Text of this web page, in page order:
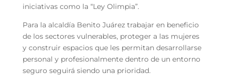
iniciativas como la “Ley Olimpia”.
Para la alcaldía Benito Juárez trabajar en beneficio
de los sectores vulnerables, proteger a las mujeres
y construir espacios que les permitan desarrollarse
personal y profesionalmente dentro de un entorno
seguro seguirá siendo una prioridad.